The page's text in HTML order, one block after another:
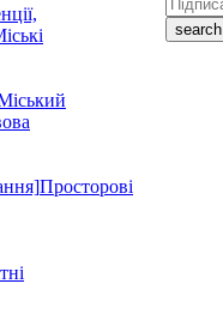
Просторові
search